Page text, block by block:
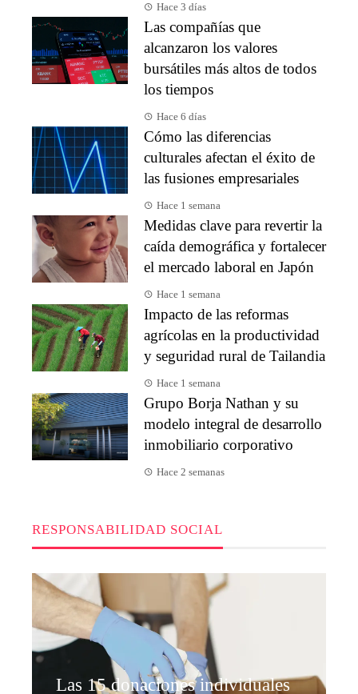
Hace 3 días
Las compañías que
alcanzaron los valores
bursátiles más altos de todos
los tiempos
Hace 6 días
Cómo las diferencias
culturales afectan el éxito de
las fusiones empresariales
Hace 1 semana
Medidas clave para revertir la
caída demográfica y fortalecer
el mercado laboral en Japón
Hace 1 semana
Impacto de las reformas
agrícolas en la productividad
y seguridad rural de Tailandia
Hace 1 semana
Grupo Borja Nathan y su
modelo integral de desarrollo
inmobiliario corporativo
Hace 2 semanas
RESPONSABILIDAD SOCIAL
Las 15 donaciones individuales